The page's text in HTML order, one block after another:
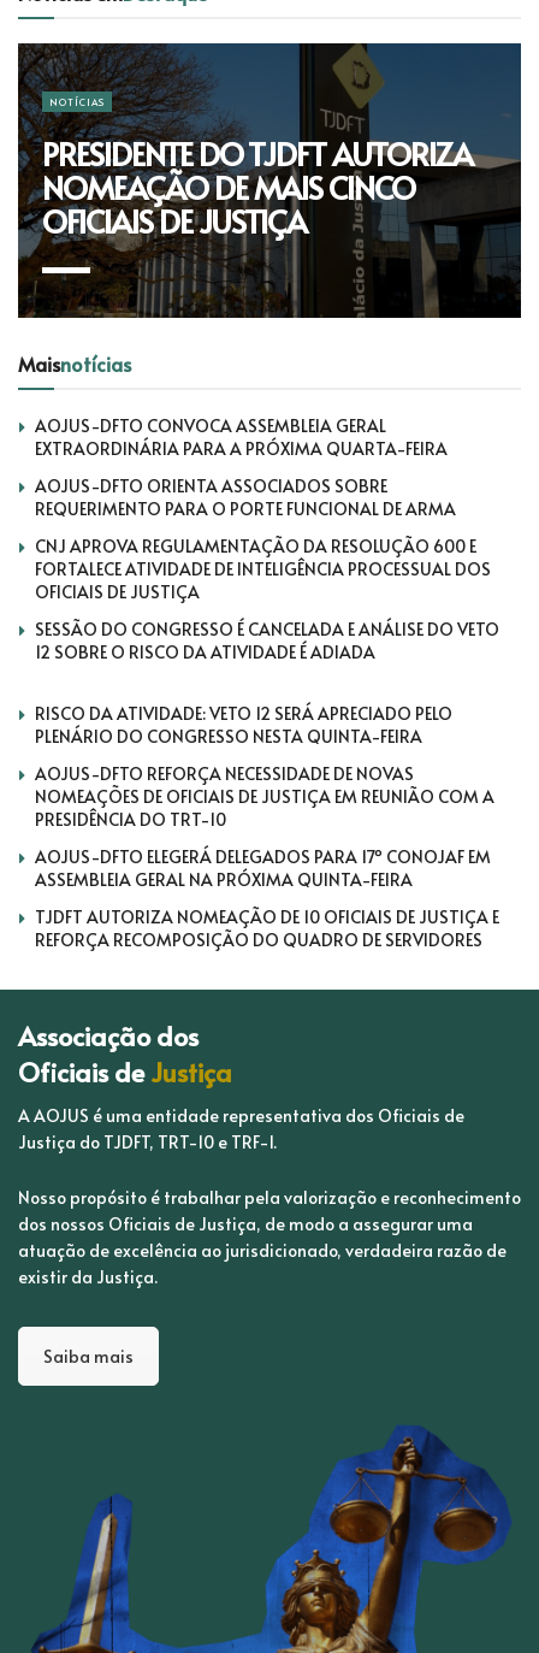
NOTÍCIAS
PRESIDENTE DO TJDFT AUTORIZA
NOMEAÇÃO DE MAIS CINCO
OFICIAIS DE JUSTIÇA
Maisnotícias
AOJUS-DFTO CONVOCA ASSEMBLEIA GERAL
EXTRAORDINÁRIA PARA A PRÓXIMA QUARTA-FEIRA
AOJUS-DFTO ORIENTA ASSOCIADOS SOBRE
REQUERIMENTO PARA O PORTE FUNCIONAL DE ARMA
CNJ APROVA REGULAMENTAÇÃO DA RESOLUÇÃO 600 E
FORTALECE ATIVIDADE DE INTELIGÊNCIA PROCESSUAL DOS
OFICIAIS DE JUSTIÇA
SESSÃO DO CONGRESSO É CANCELADA E ANÁLISE DO VETO
12 SOBRE O RISCO DA ATIVIDADE É ADIADA
RISCO DA ATIVIDADE: VETO 12 SERÁ APRECIADO PELO
PLENÁRIO DO CONGRESSO NESTA QUINTA-FEIRA
AOJUS-DFTO REFORÇA NECESSIDADE DE NOVAS
NOMEAÇÕES DE OFICIAIS DE JUSTIÇA EM REUNIÃO COM A
PRESIDÊNCIA DO TRT-10
AOJUS-DFTO ELEGERÁ DELEGADOS PARA 17º CONOJAF EM
ASSEMBLEIA GERAL NA PRÓXIMA QUINTA-FEIRA
TJDFT AUTORIZA NOMEAÇÃO DE 10 OFICIAIS DE JUSTIÇA E
REFORÇA RECOMPOSIÇÃO DO QUADRO DE SERVIDORES
Associação dos
Oficiais de Justiça
A AOJUS é uma entidade representativa dos Oficiais de
Justiça do TJDFT, TRT-10 e TRF-1.
Nosso propósito é trabalhar pela valorização e reconhecimento
dos nossos Oficiais de Justiça, de modo a assegurar uma
atuação de excelência ao jurisdicionado, verdadeira razão de
existir da Justiça.
Saiba mais